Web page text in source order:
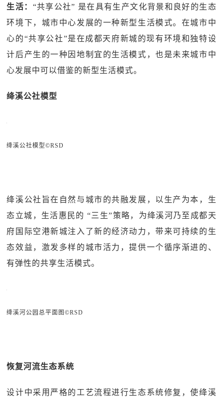
生活： “共享公社” 是在具有生产文化背景和良好的生态
环境下，城市中心发展的一种新型生活模式。在城市中
心的“共享公社”是在成都天府新城的现有环境和独特设
计后产生的一种因地制宜的生活模式，也是未来城市中
心发展中可以借鉴的新型生活模式。
绛溪公社模型
绛溪公社模型©RSD
绛溪公社旨在自然与城市的共融发展，以生产为本，生
态立城，生活惠民的 “三生”策略，为绛溪河乃至成都天
府国际空港新城注入了新的经济动力，带来可持续的生
态效益，激发多样的城市活力，提供一个循序渐进的、
有弹性的共享生活模式。
绛溪河公园总平面图©RSD
恢复河流生态系统
设计中采用严格的工艺流程进行生态系统修复，使绛溪